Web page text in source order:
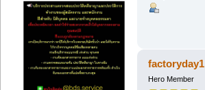
factoryday1
Hero Member